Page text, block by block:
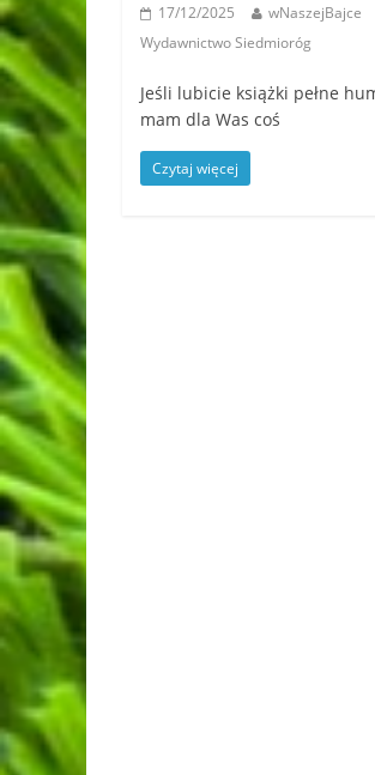
17/12/2025 wNaszejBajce
Wydawnictwo Siedmioróg
Jeśli lubicie książki pełne
mam dla Was coś
Czytaj więcej